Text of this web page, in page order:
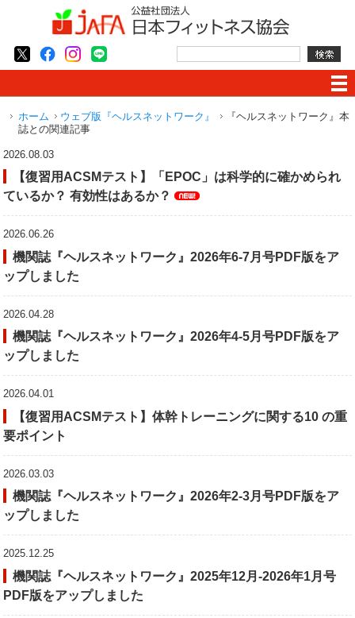
ホーム ウェブ版『ヘルスネットワーク』
『ヘルスネットワーク』本
誌との関連記事
2026.08.03
【復習用ACSMテスト】「EPOC」は科学的に確かめられ
ているか？ 有効性はあるか？
2026.06.26
機関誌『ヘルスネットワーク』2026年6-7月号PDF版をア
ップしました
2026.04.28
機関誌『ヘルスネットワーク』2026年4-5月号PDF版をア
ップしました
2026.04.01
【復習用ACSMテスト】体幹トレーニングに関する10 の重
要ポイント
2026.03.03
機関誌『ヘルスネットワーク』2026年2-3月号PDF版をア
ップしました
2025.12.25
機関誌『ヘルスネットワーク』2025年12月-2026年1月号
PDF版をアップしました